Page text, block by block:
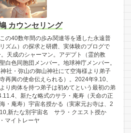
カウンセリング
の40数年間の歩み関連等を通した永遠普
ズム）の探求と研鑽、実体験のブログで
天成のシャーマン。アデプト（霊的教
白色同胞団メンバー。地球神庁メンバー。
社・弥山の御山神社にて空海様より弟子
再興の使命伝えられる）。2024年9.10、
り肉体を持つ弟子は初めてという最初の弟
、新たな略式のサラ・庵寿（天命の正
・庵寿）宇宙名授かる（実家元お寺は、2
新たな別宇宙名 サラ・クエスト授か
マイトレーヤ